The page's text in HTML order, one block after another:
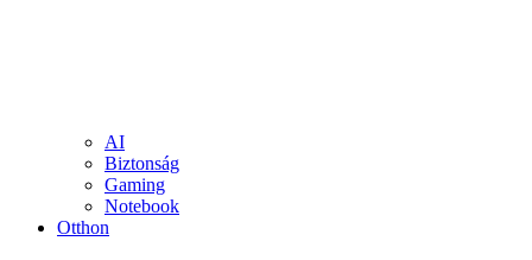
AI
Biztonság
Gaming
Notebook
Otthon